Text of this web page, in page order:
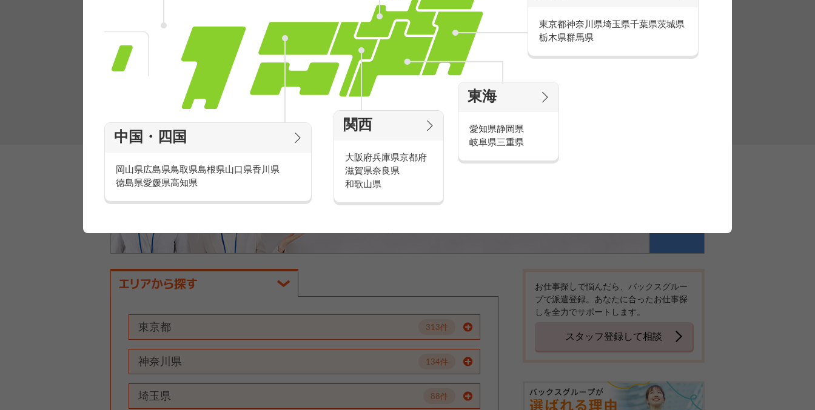
東京都神奈川県埼玉県千葉県茨城県
栃木県群馬県
東海
愛知県静岡県
岐阜県三重県
関西
大阪府兵庫県京都府
滋賀県奈良県
和歌山県
中国・四国
岡山県広島県鳥取県島根県山口県香川県
徳島県愛媛県高知県
有名ブランドで楽しく働こう
人気を誇るブランドで 販売&店舗運営スタッ
フ積極採用中！
家電量販店の派遣・バイト求人
家電量販店で働くメリットをご紹介！
官庁・官公庁のお仕事とは
東京都 313件
神奈川県 134件
埼玉県 88件
お仕事探しで悩んだら、バックスグルー
プで派遣登録。あなたに合ったお仕事探
しを全力でサポートします。
スタッフ登録して相談